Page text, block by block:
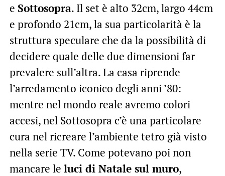
e Sottosopra. Il set è alto 32cm, largo 44cm
e profondo 21cm, la sua particolarità è la
struttura speculare che da la possibilità di
decidere quale delle due dimensioni far
prevalere sull’altra. La casa riprende
l’arredamento iconico degli anni ’80:
mentre nel mondo reale avremo colori
accesi, nel Sottosopra c’è una particolare
cura nel ricreare l’ambiente tetro già visto
nella serie TV. Come potevano poi non
mancare le luci di Natale sul muro,